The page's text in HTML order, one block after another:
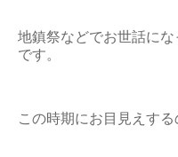
地鎮祭などでお世話に
です。
この時期にお目見えする